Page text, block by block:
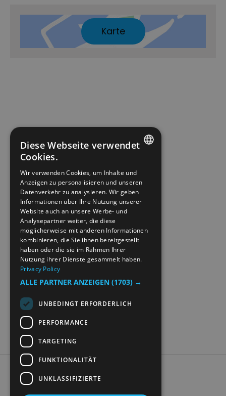
Karte
Accessibility Statement
Data Protection Policy
NORWEGIAN
GERMAN
Diese Webseite verwendet
Cookies.
Wir verwenden Cookies, um Inhalte und
Anzeigen zu personalisieren und unseren
Datenverkehr zu analysieren. Wir geben
Informationen über Ihre Nutzung unserer
Website auch an unsere Werbe- und
Analysepartner weiter, die diese
möglicherweise mit anderen Informationen
kombinieren, die Sie ihnen bereitgestellt
haben oder die sie im Rahmen Ihrer
Nutzung ihrer Dienste gesammelt haben.
Privacy Policy
ALLE PARTNER ANZEIGEN (1703) →
UNBEDINGT ERFORDERLICH
PERFORMANCE
TARGETING
FUNKTIONALITÄT
UNKLASSIFIZIERTE